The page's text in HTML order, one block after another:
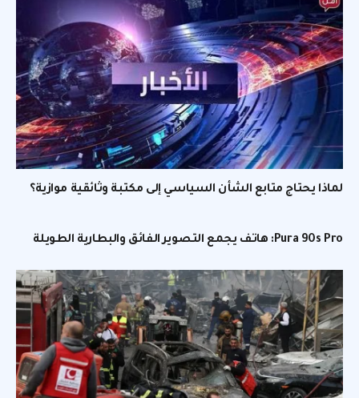
لماذا يحتاج متابع الشأن السياسي إلى مكتبة وثائقية موازية؟
Pura 90s Pro: هاتف يجمع التصوير الفائق والبطارية الطويلة